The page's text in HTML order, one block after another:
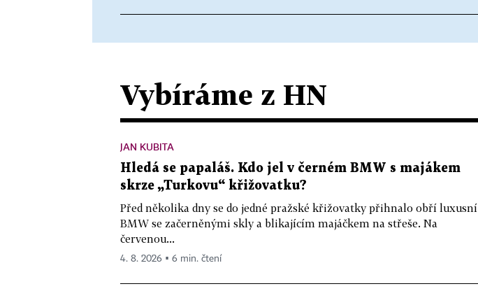
Vybíráme z HN
JAN KUBITA
Hledá se papaláš. Kdo jel v černém BMW s majákem
skrze „Turkovu“ křižovatku?
Před několika dny se do jedné pražské křižovatky přihnalo obří luxusní
BMW se začerněnými skly a blikajícím majáčkem na střeše. Na
červenou...
4. 8. 2026 ▪ 6 min. čtení